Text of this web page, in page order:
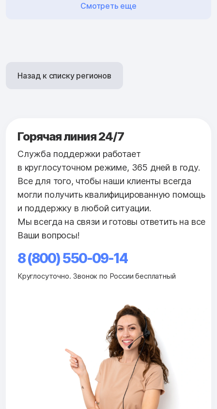
Смотреть еще
Назад к списку регионов
Горячая линия 24/7
Служба поддержки работает
в круглосуточном режиме, 365 дней в году.
Все для того, чтобы наши клиенты всегда
могли получить квалифицированную помощь
и поддержку в любой ситуации.
Мы всегда на связи и готовы ответить на все
Ваши вопросы!
8 (800) 550-09-14
Круглосуточно. Звонок по России бесплатный